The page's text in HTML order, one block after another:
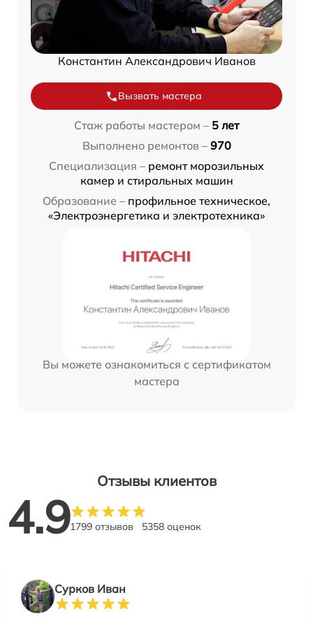
Константин Александрович Иванов
Вызвать мастера
Стаж работы мастером – 5 лет
Выполнено ремонтов – 970
Специализация – ремонт морозильных
камер и стиральных машин
Образование – профильное техническое,
«Электроэнергетика и электротехника»
Вы можете ознакомиться с сертификатом
мастера
Отзывы клиентов
4.91799 отзывов 5358 оценок
Сурков Иван